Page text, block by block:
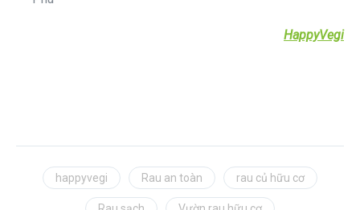
HappyVegi
happyvegi Rau an toàn rau củ hữu cơ